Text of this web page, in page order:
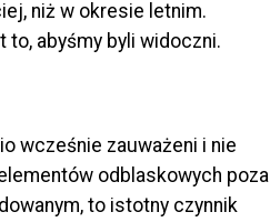
niż w okresie letnim.
abyśmy byli widoczni.
wcześnie zauważeni i nie
odblaskowych poza
to istotny czynnik